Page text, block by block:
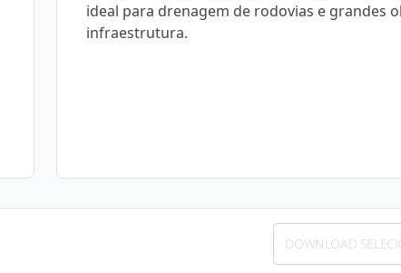
ideal para drenagem de rodovias e grandes
infraestrutura.
DOWNLOAD